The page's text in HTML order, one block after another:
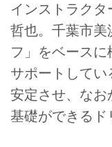
インストラクタ
哲也。千葉市美
フ」をベース
サポートしてい
安定させ、なお
基礎ができるド